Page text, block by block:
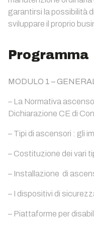
garantirsi la possibilità
sviluppare il proprio
Programma
MODULO 1 –
– La Normativa
Dichiarazione CE di
– Tipi di ascensori : gli
– Costituzione dei vari
– Installazione di
– I dispositivi di
– Piattaforme per